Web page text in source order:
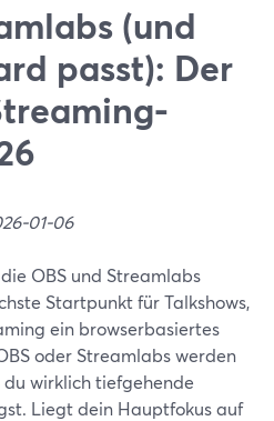
(und
passt): Der
01-06
OBS und Streamlabs
Startpunkt für Talkshows,
ein browserbasiertes
oder Streamlabs werden
wirklich tiefgehende
Liegt dein Hauptfokus auf